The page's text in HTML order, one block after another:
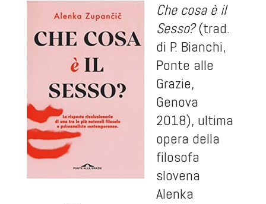
Che cosa è il
Sesso?(trad.
di P. Bianchi,
Ponte alle
Grazie,
Genova
2018), ultima
opera della
filosofa
slovena
Alenka